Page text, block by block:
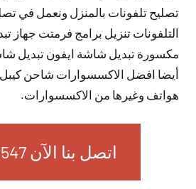
تصليح تلفونات بالمنزل ونعمل في
التلفونات تنزيل برامج فرمتت جهاز
مكسورة تبديل شاشة ايفون تبديل
أيضا افضل الاكسسوارات شاحن
هواتف وغيرها من الاكسسوارات.
اتصل بنا الآن 56585547